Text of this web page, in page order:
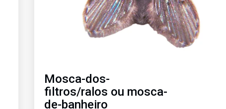
Mosca-dos-
filtros/ralos ou mosca-
de-banheiro